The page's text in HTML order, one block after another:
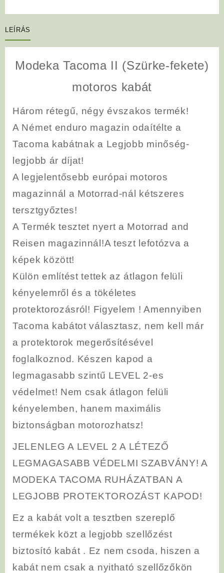
LEÍRÁS
Modeka Tacoma II (Szürke-fekete)
motoros kabát
Három rétegű, négy évszakos termék!
A Német enduro magazin odaítélte a
Tacoma kabátnak a Legjobb minőség-
legjobb ár díjat!
A legjelentősebb európai motoros
magazinnál a Motorrad-nál kétszeres
tersztgyőztes!
A Termék tesztet nyert a Motorrad and
Reisen magazinnál!A teszt lefotózva a
képek között!
Külön említést tettek az átlagon felüli
kényelemről és a tökéletes
protektorozásról! Figyelem ! Amennyiben
Tacoma kabátot választasz, nem kell már
a protektorok megerősítésével
foglalkoznod. Készen kapod a
legmagasabb szintű LEVEL 2-es
védelmet! Nem csak átlagon felüli
kényelemben, hanem maximális
biztonságban motorozhatsz!
JELENLEG A LEVEL 2 A LÉTEZŐ
LEGMAGASABB VÉDELMI SZABVÁNY! A
MODEKA TACOMA RUHÁZATBAN A
LEGJOBB PROTEKTOROZÁST KAPOD!
Ez a kabát volt a tesztben szereplő
termékek közt a legjobb szellőzést
biztosító kabát . Ez nem csoda, hiszen a
kabát nem csak a nyitható szellőzőkön